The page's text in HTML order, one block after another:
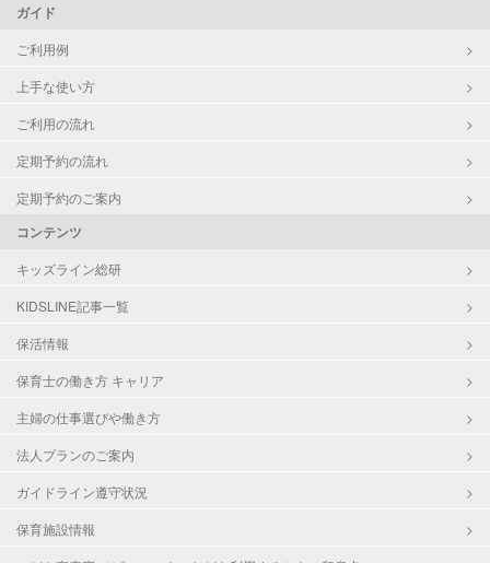
ガイド
ご利用例
上手な使い方
ご利用の流れ
定期予約の流れ
定期予約のご案内
コンテンツ
キッズライン総研
KIDSLINE記事一覧
保活情報
保育士の働き方 キャリア
主婦の仕事選びや働き方
法人プランのご案内
ガイドライン遵守状況
保育施設情報